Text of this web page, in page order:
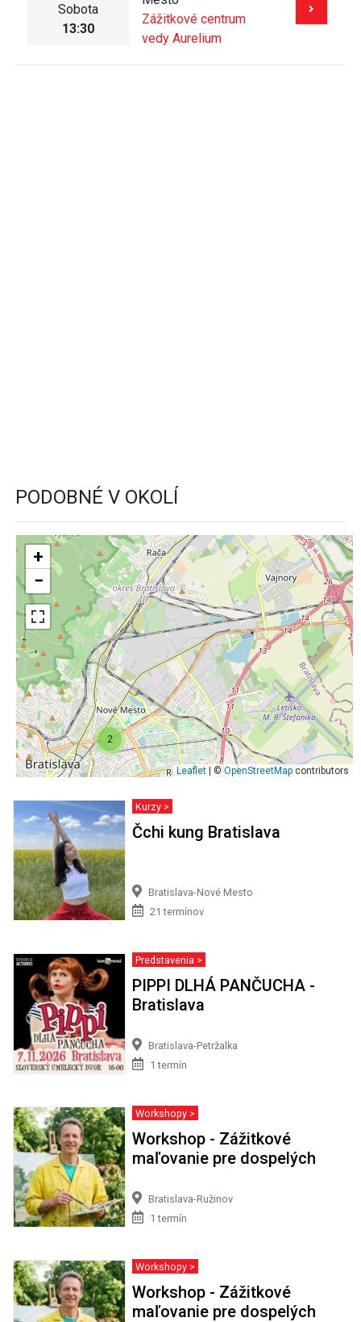
Sobota
13:30
Zážitkové centrum
vedy Aurelium
PODOBNÉ V OKOLÍ
2
+
−
Leaflet| ©OpenStreetMap contributors
Kurzy >
Čchi kung Bratislava
Bratislava-Nové Mesto
21 termínov
Predstavenia >
PIPPI DLHÁ PANČUCHA -
Bratislava
Bratislava-Petržalka
1 termín
Workshopy >
Workshop - Zážitkové
maľovanie pre dospelých
Bratislava-Ružinov
1 termín
Workshopy >
Workshop - Zážitkové
maľovanie pre dospelých